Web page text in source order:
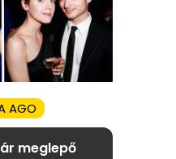
AGO
meglepő